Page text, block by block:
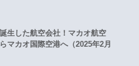
生した航空会社！マカオ航空
マカオ国際空港へ（2025年2月